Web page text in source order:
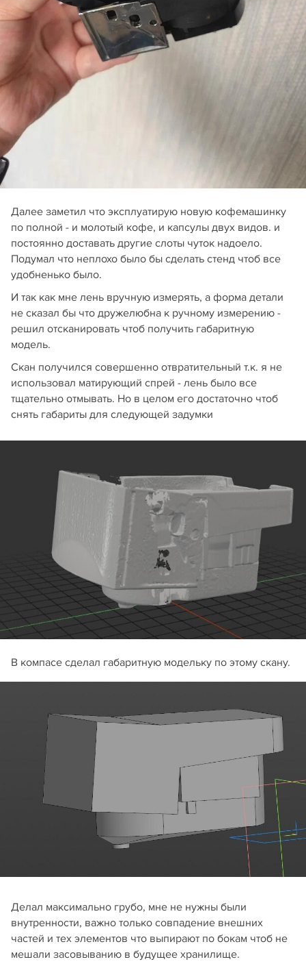
Далее заметил что эксплуатирую новую кофемашинку
по полной - и молотый кофе, и капсулы двух видов. и
постоянно доставать другие слоты чуток надоело.
Подумал что неплохо было бы сделать стенд чтоб все
удобненько было.
И так как мне лень вручную измерять, а форма детали
не сказал бы что дружелюбна к ручному измерению -
решил отсканировать чтоб получить габаритную
модель.
Скан получился совершенно отвратительный т.к. я не
использовал матирующий спрей - лень было все
тщательно отмывать. Но в целом его достаточно чтоб
снять габариты для следующей задумки
В компасе сделал габаритную модельку по этому скану.
Делал максимально грубо, мне не нужны были
внутренности, важно только совпадение внешних
частей и тех элементов что выпирают по бокам чтоб не
мешали засовыванию в будущее хранилище.